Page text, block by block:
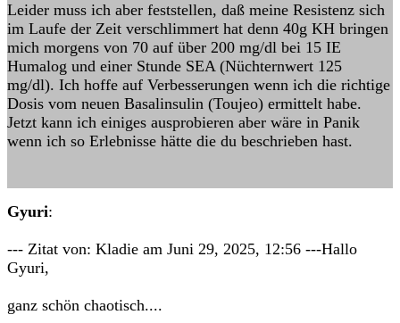
Leider muss ich aber feststellen, daß meine Resistenz sich
im Laufe der Zeit verschlimmert hat denn 40g KH bringen
mich morgens von 70 auf über 200 mg/dl bei 15 IE
Humalog und einer Stunde SEA (Nüchternwert 125
mg/dl). Ich hoffe auf Verbesserungen wenn ich die richtige
Dosis vom neuen Basalinsulin (Toujeo) ermittelt habe.
Jetzt kann ich einiges ausprobieren aber wäre in Panik
wenn ich so Erlebnisse hätte die du beschrieben hast.
Gyuri:
--- Zitat von: Kladie am Juni 29, 2025, 12:56 ---Hallo
Gyuri,
ganz schön chaotisch....